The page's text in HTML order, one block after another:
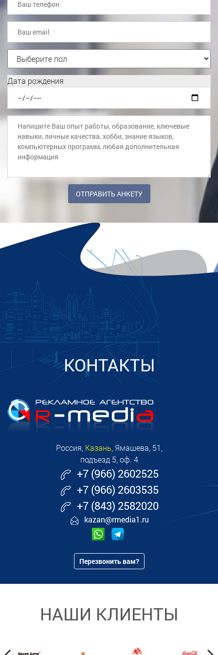
Дата рождения
КОНТАКТЫ
Россия, Казань , Ямашева, 51,
подъезд 5, оф. 4
+7 (966) 2602525
+7 (966) 2603535
+7 (843) 2582020
kazan@rmedia1.ru
Перезвонить вам?
НАШИ КЛИЕНТЫ